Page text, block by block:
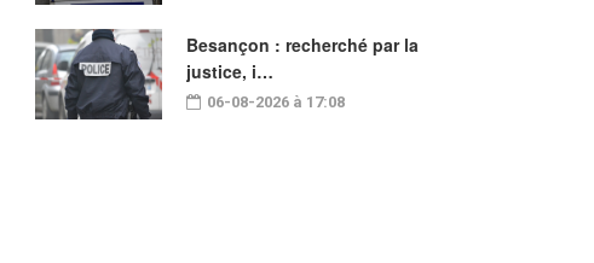
Besançon : recherché par la
justice, i…
06-08-2026 à 17:08